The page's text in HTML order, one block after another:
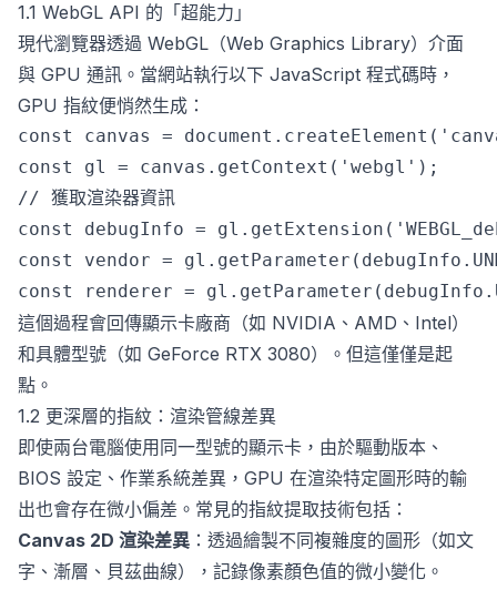
1.1 WebGL API 的「超能力」
現代瀏覽器透過 WebGL（Web Graphics Library）介面
與 GPU 通訊。當網站執行以下 JavaScript 程式碼時，
GPU 指紋便悄然生成：
const canvas =
const gl = canvas.getContext('webgl');
// 獲取渲染器資訊
const debugInfo =
const vendor =
這個過程會回傳顯示卡廠商（如 NVIDIA、AMD、Intel）
和具體型號（如 GeForce RTX 3080）。但這僅僅是起
點。
1.2 更深層的指紋：渲染管線差異
即使兩台電腦使用同一型號的顯示卡，由於驅動版本、
BIOS 設定、作業系統差異，GPU 在渲染特定圖形時的輸
出也會存在微小偏差。常見的指紋提取技術包括：
Canvas 2D 渲染差異 ：透過繪製不同複雜度的圖形（如文
字、漸層、貝茲曲線），記錄像素顏色值的微小變化。